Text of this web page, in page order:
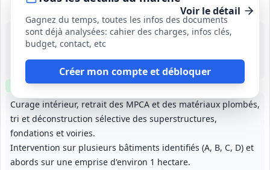
Gagnez du temps, toutes les infos des documents
sont déjà analysées: cahier des charges, infos clés,
budget, contact, etc
Créer mon compte et débloquer
Voir le détail
Curage intérieur, retrait des MPCA et des matériaux plombés,
tri et déconstruction sélective des superstructures,
fondations et voiries.
Intervention sur plusieurs bâtiments identifiés (A, B, C, D) et
abords sur une emprise d'environ 1 hectare.
11 août 2026
Bernay (27)
48 mois (à partir de la notification)
Clause environnementale Visiteoptionnelle